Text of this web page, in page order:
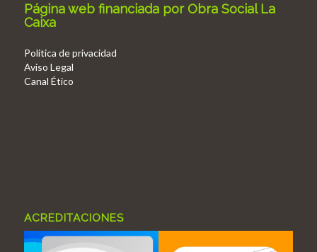
Página web financiada por Obra Social La
Caixa
Politica de privacidad
Aviso Legal
Canal Ético
ACREDITACIONES